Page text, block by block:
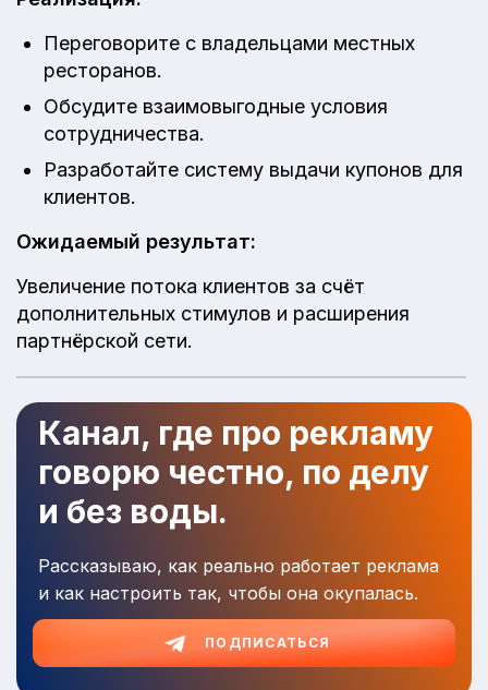
Переговорите с владельцами местных
ресторанов.
Обсудите взаимовыгодные условия
сотрудничества.
Разработайте систему выдачи купонов для
клиентов.
Ожидаемый результат:
Увеличение потока клиентов за счёт
дополнительных стимулов и расширения
партнёрской сети.
Канал, где про рекламу
говорю честно, по делу
и без воды.
Рассказываю, как реально работает реклама
и как настроить так, чтобы она окупалась.
ПОДПИСАТЬСЯ